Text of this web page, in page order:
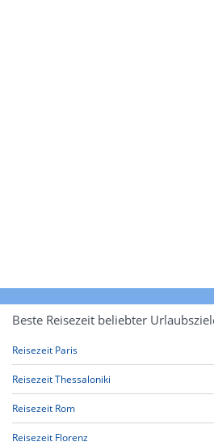
Beste Reisezeit beliebter
Reisezeit Paris
Reisezeit Thessaloniki
Reisezeit Rom
Reisezeit Florenz